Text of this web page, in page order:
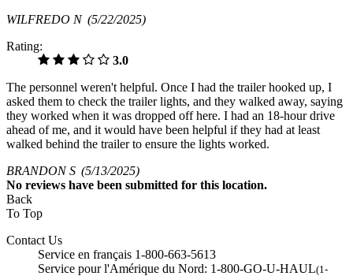
WILFREDO N (5/22/2025)
Rating:
3.0
The personnel weren't helpful. Once I had the trailer hooked up, I
asked them to check the trailer lights, and they walked away, saying
they worked when it was dropped off here. I had an 18-hour drive
ahead of me, and it would have been helpful if they had at least
walked behind the trailer to ensure the lights worked.
BRANDON S (5/13/2025)
No reviews have been submitted for this location.
Back
To Top
Contact Us
Service en français 1-800-663-5613
Service pour l'Amérique du Nord: 1-800-GO-U-HAUL(1-